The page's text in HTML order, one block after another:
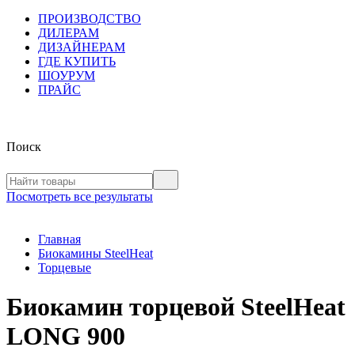
ПРОИЗВОДСТВО
ДИЛЕРАМ
ДИЗАЙНЕРАМ
ГДЕ КУПИТЬ
ШОУРУМ
ПРАЙС
Поиск
Посмотреть все результаты
Главная
Биокамины SteelHeat
Торцевые
Биокамин торцевой SteelHeat
LONG 900